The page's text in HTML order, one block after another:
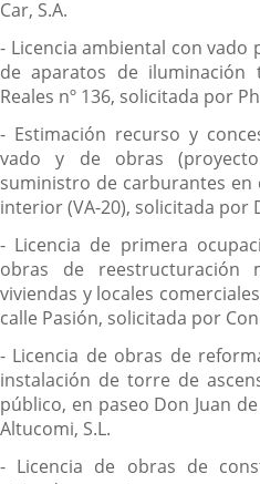
Car, S.A.
- Licencia ambiental con
de aparatos de iluminación
Reales nº 136, solicitada por
- Estimación recurso y
vado y de obras
suministro de carburantes en
interior (VA-20), solicitada por
- Licencia de primera
obras de reestructuración
viviendas y locales
calle Pasión, solicitada por
- Licencia de obras de
instalación de torre de
público, en paseo Don Juan
Altucomi, S.L.
- Licencia de obras de